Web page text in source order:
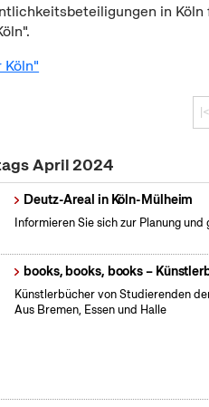
in Köln
|<
April 2024
Deutz-Areal in Köln-Mülheim
Informieren Sie sich zur Planung
books, books, books –
Künstlerbücher von Studierenden
Aus Bremen, Essen und Halle